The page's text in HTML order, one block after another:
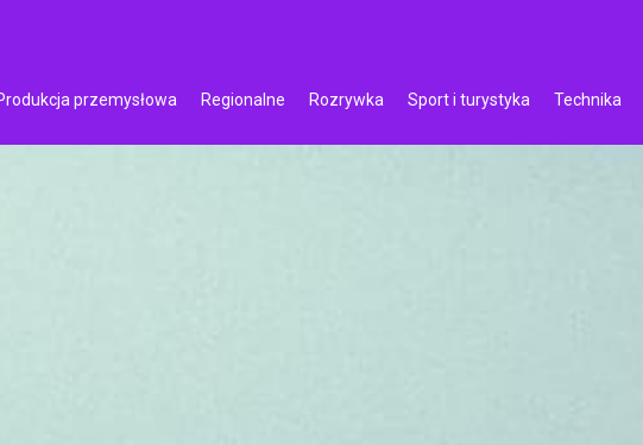
przemysłowa Regionalne Rozrywka Sport i turystyka
Technika